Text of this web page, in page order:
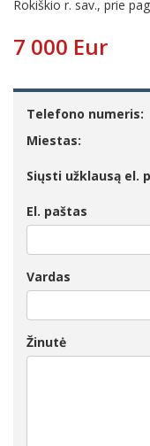
Rokiškio r. sav., prie
7 000 Eur
Telefono numeris:
Miestas:
Siųsti užklausą el.
El. paštas
Vardas
Žinutė